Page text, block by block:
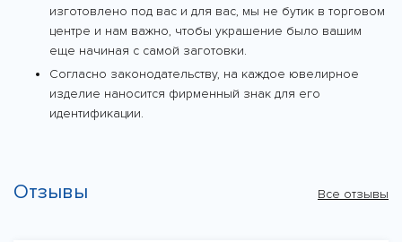
изготовлено под вас и для вас, мы не бутик в торговом
центре и нам важно, чтобы украшение было вашим
еще начиная с самой заготовки.
Согласно законодательству, на каждое ювелирное
изделие наносится фирменный знак для его
идентификации.
Отзывы Все отзывы